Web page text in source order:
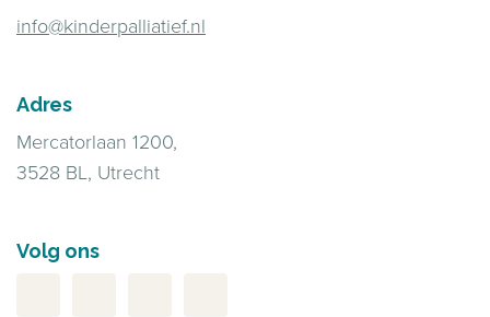
info@kinderpalliatief.nl
Adres
Mercatorlaan 1200,
3528 BL, Utrecht
Volg ons